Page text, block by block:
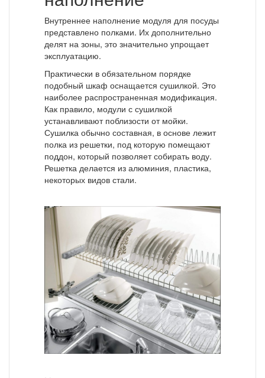
Внутреннее наполнение модуля для посуды
представлено полками. Их дополнительно
делят на зоны, это значительно упрощает
эксплуатацию.
Практически в обязательном порядке
подобный шкаф оснащается сушилкой. Это
наиболее распространенная модификация.
Как правило, модули с сушилкой
устанавливают поблизости от мойки.
Сушилка обычно составная, в основе лежит
полка из решетки, под которую помещают
поддон, который позволяет собирать воду.
Решетка делается из алюминия, пластика,
некоторых видов стали.